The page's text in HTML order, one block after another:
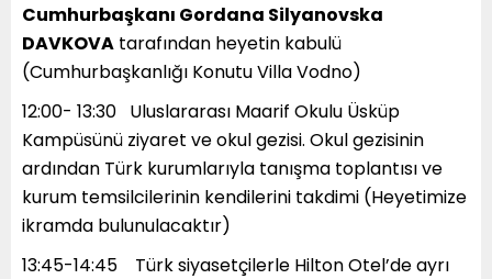
Cumhurbaşkanı Gordana Silyanovska
DAVKOVA tarafından heyetin kabulü
(Cumhurbaşkanlığı Konutu Villa Vodno)
12:00- 13:30 ⁠ Uluslararası Maarif Okulu Üsküp
Kampüsünü ziyaret ve okul gezisi. Okul gezisinin
ardından Türk kurumlarıyla tanışma toplantısı ve
kurum temsilcilerinin kendilerini takdimi (Heyetimize
ikramda bulunulacaktır)
13:45-14:45 Türk siyasetçilerle Hilton Otel’de ayrı